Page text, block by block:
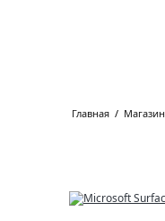
Главная / Магазин